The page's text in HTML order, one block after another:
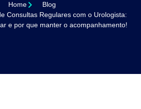
Home
Blog
Consultas Regulares com o Urologista:
e por que manter o acompanhamento!